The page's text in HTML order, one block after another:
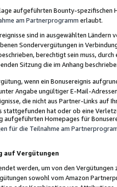
aufgeführten Bounty-spezifischen
am Partnerprogramm erlaubt.
sind in ausgewählten Ländern
Sondervergütungen in
berechtigt sein muss,
Sitzung die im Anhang
wenn ein Bonusereignis
Angabe ungültiger E-Mail-
die nicht aus Partner-Links auf
stattgefunden hat oder ob eine
aufgeführten Homepages für
für die Teilnahme am
auf Vergütungen
werden, um von den
sowohl vom Amazon